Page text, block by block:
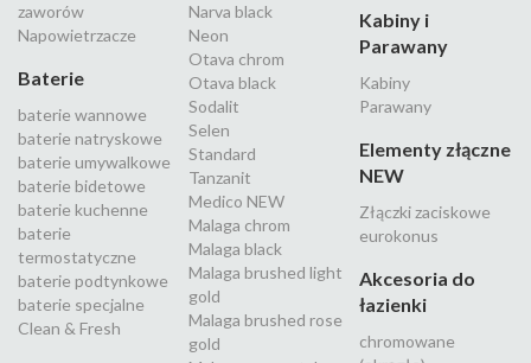
zaworów
Napowietrzacze
Baterie
baterie wannowe
baterie natryskowe
baterie umywalkowe
baterie bidetowe
baterie kuchenne
baterie
termostatyczne
baterie podtynkowe
baterie specjalne
Clean & Fresh
Narva black
Neon
Otava chrom
Otava black
Sodalit
Selen
Standard
Tanzanit
Medico NEW
Malaga chrom
Malaga black
Malaga brushed light
gold
Malaga brushed rose
gold
Kabiny i
Parawany
Kabiny
Parawany
Elementy złączne
NEW
Złączki zaciskowe
eurokonus
Akcesoria do
łazienki
chromowane